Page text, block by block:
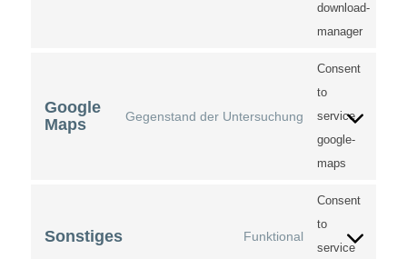
download-
manager
Google
Maps
Gegenstand der Untersuchung
Consent
to
service
google-
maps
Sonstiges Funktional
Consent
to
service